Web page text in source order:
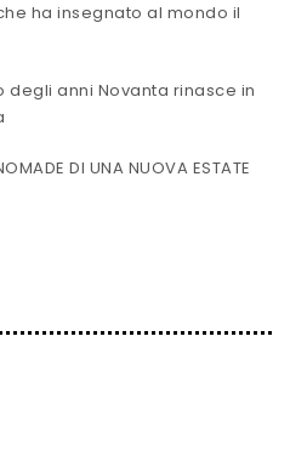
ha insegnato al mondo il
degli anni Novanta rinasce in
DI UNA NUOVA ESTATE